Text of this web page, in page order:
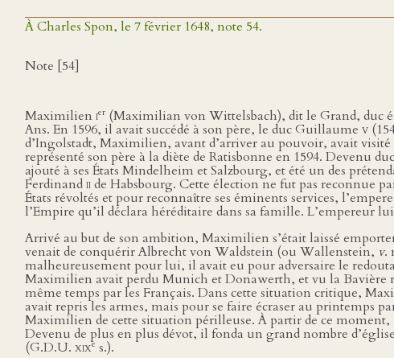
À Charles Spon, le 7 février 1648, note 54.
Note [54]
Maximilien ier (Maximilian von Wittelsbach), dit le Grand, duc
Ans. En 1596, il avait succédé à son père, le duc Guillaume v
d’Ingolstadt, Maximilien, avant d’arriver au pouvoir, avait
représenté son père à la diète de Ratisbonne en 1594. Devenu
ajouté à ses États Mindelheim et Salzbourg, et été un des
Ferdinandiide Habsbourg. Cette élection ne fut pas reconnue
États révoltés et pour reconnaître ses éminents services,
l’Empire qu’il déclara héréditaire dans sa famille. L’empereur
Arrivé au but de son ambition, Maximilien s’était laissé
venait de conquérir Albrecht von Waldstein (ou Wallenstein, v.
malheureusement pour lui, il avait eu pour adversaire le
Maximilien avait perdu Munich et Donawerth, et vu la Bavière
même temps par les Français. Dans cette situation critique,
avait repris les armes, mais pour se faire écraser au printemps
Maximilien de cette situation périlleuse. À partir de ce moment,
Devenu de plus en plus dévot, il fonda un grand nombre
(G.D.U. xixe s.).